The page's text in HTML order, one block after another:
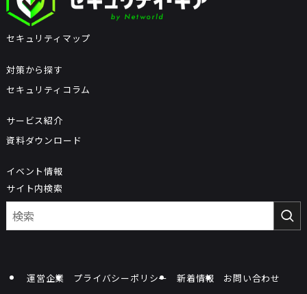
セキュリティマップ
対策から探す
セキュリティコラム
サービス紹介
資料ダウンロード
イベント情報
サイト内検索
運営企業 プライバシーポリシー 新着情報 お問い合わせ